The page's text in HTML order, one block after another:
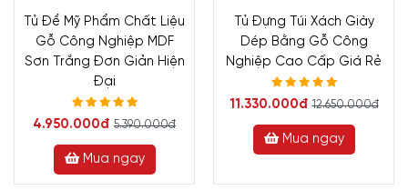
Tủ Để Mỹ Phẩm Chất Liệu
Gỗ Công Nghiệp MDF
Sơn Trắng Đơn Giản Hiện
Đại
4.950.000đ 5.390.000đ
Mua ngay
Tủ Đựng Túi Xách Giày
Dép Bằng Gỗ Công
Nghiệp Cao Cấp Giá Rẻ
11.330.000đ 12.650.000đ
Mua ngay